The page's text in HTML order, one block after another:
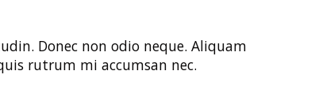
Donec non odio neque. Aliquam
rutrum mi accumsan nec.